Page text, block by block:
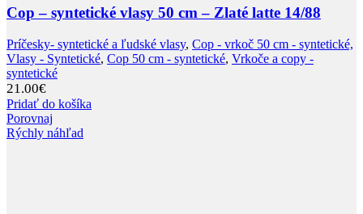
Cop – syntetické vlasy 50 cm – Zlaté latte 14/88
Príčesky- syntetické a ľudské vlasy, Cop - vrkoč 50 cm - syntetické,
Vlasy - Syntetické, Cop 50 cm - syntetické, Vrkoče a copy -
syntetické
21.00€
Pridať do košíka
Porovnaj
Rýchly náhľad